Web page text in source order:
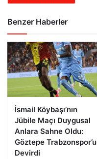
Benzer Haberler
İsmail Köybaşı’nın
Jübile Maçı Duygusal
Anlara Sahne Oldu:
Göztepe Trabzonspor’u
Devirdi